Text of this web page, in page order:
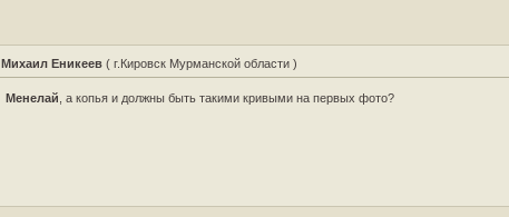
Михаил Еникеев ( г.Кировск Мурманской области )
Менелай, а копья и должны быть такими кривыми на первых фото?